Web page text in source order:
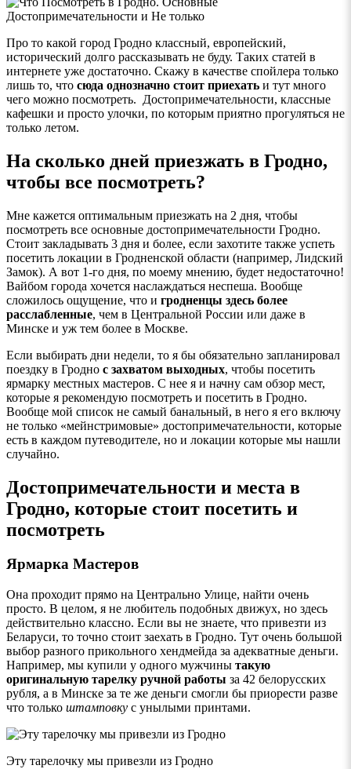
Про то какой город Гродно классный, европейский,
исторический долго рассказывать не буду. Таких статей в
интернете уже достаточно. Скажу в качестве спойлера только
лишь то, что сюда однозначно стоит приехать и тут много
чего можно посмотреть. Достопримечательности, классные
кафешки и просто улочки, по которым приятно прогуляться не
только летом.
На сколько дней приезжать в Гродно,
чтобы все посмотреть?
Мне кажется оптимальным приезжать на 2 дня, чтобы
посмотреть все основные достопримечательности Гродно.
Стоит закладывать 3 дня и более, если захотите также успеть
посетить локации в Гродненской области (например, Лидский
Замок). А вот 1-го дня, по моему мнению, будет недостаточно!
Вайбом города хочется наслаждаться неспеша. Вообще
сложилось ощущение, что и гродненцы здесь более
расслабленные, чем в Центральной России или даже в
Минске и уж тем более в Москве.
Если выбирать дни недели, то я бы обязательно запланировал
поездку в Гродно с захватом выходных, чтобы посетить
ярмарку местных мастеров. С нее я и начну сам обзор мест,
которые я рекомендую посмотреть и посетить в Гродно.
Вообще мой список не самый банальный, в него я его включу
не только «мейнстримовые» достопримечательности, которые
есть в каждом путеводителе, но и локации которые мы нашли
случайно.
Достопримечательности и места в
Гродно, которые стоит посетить и
посмотреть
Ярмарка Мастеров
Она проходит прямо на Центрально Улице, найти очень
просто. В целом, я не любитель подобных движух, но здесь
действительно классно. Если вы не знаете, что привезти из
Беларуси, то точно стоит заехать в Гродно. Тут очень большой
выбор разного прикольного хендмейда за адекватные деньги.
Например, мы купили у одного мужчины такую
оригинальную тарелку ручной работы за 42 белорусских
рубля, а в Минске за те же деньги смогли бы приорести разве
что только штамповку с унылыми принтами.
Эту тарелочку мы привезли из Гродно